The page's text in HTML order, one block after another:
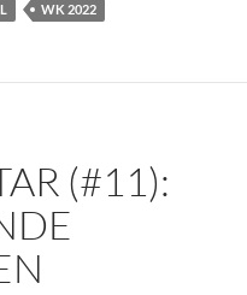
WK 2022
(#11):